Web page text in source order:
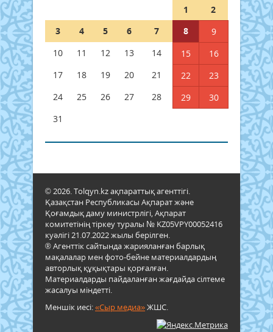
1
2
3
4 5 6 7 8
9
10
11 12 13 14 15
16
17
18 19 20 21 22
23
24
25 26 27 28 29
30
31
© 2026. Tolqyn.kz ақпараттық агенттігі.
Қазақстан Республикасы Ақпарат және
Қоғамдық даму министрлігі, Ақпарат
комитетінің тіркеу туралы № KZ05VPY00052416
куәлігі 21.07.2022 жылы берілген.
® Агенттік сайтында жарияланған барлық
мақалалар мен фото-бейне материалдардың
авторлық құқықтары қорғалған.
Материалдарды пайдаланған жағдайда сілтеме
жасалуы міндетті.
Меншік иесі:«Сыр медиа»ЖШС.